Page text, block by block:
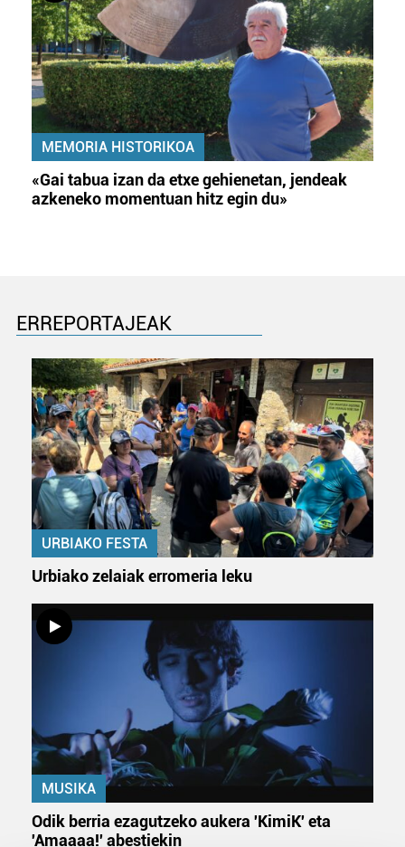
MEMORIA HISTORIKOA
«Gai tabua izan da etxe gehienetan, jendeak
azkeneko momentuan hitz egin du»
ERREPORTAJEAK
URBIAKO FESTA
Urbiako zelaiak erromeria leku
MUSIKA
Odik berria ezagutzeko aukera 'KimiK' eta
'Amaaaa!' abestiekin